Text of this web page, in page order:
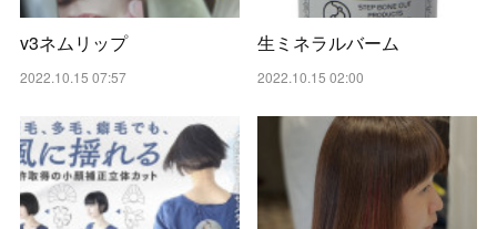
v3ネムリップ
2022.10.15 07:57
生ミネラルバーム
2022.10.15 02:00